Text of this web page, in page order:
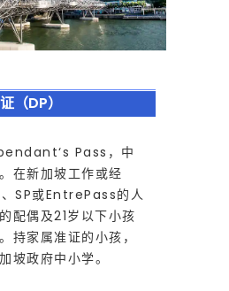
（DP）
Pass，中
在新加坡工作或经
SP或EntrePass的人
配偶及21岁以下小孩
持家属准证的小孩，
坡政府中小学。